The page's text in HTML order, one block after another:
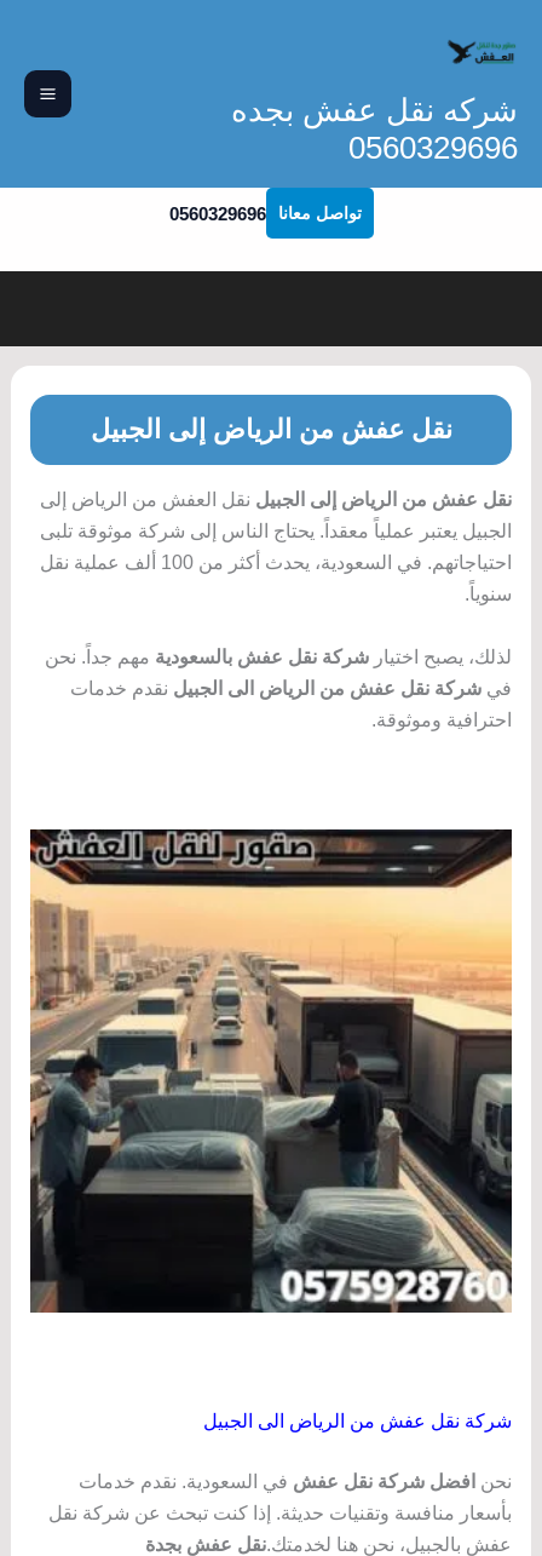
شركه نقل عفش بجده
0560329696
تواصل معانا 0560329696
نقل عفش من الرياض إلى الجبيل
نقل عفش من الرياض إلى الجبيل نقل العفش من الرياض إلى
الجبيل يعتبر عملياً معقداً. يحتاج الناس إلى شركة موثوقة تلبى
احتياجاتهم. في السعودية، يحدث أكثر من 100 ألف عملية نقل
سنوياً.
لذلك، يصبح اختيار شركة نقل عفش بالسعودية مهم جداً. نحن
في شركة نقل عفش من الرياض الى الجبيل نقدم خدمات
احترافية وموثوقة.
شركة نقل عفش من الرياض الى الجبيل
نحن افضل شركة نقل عفش في السعودية. نقدم خدمات
بأسعار منافسة وتقنيات حديثة. إذا كنت تبحث عن شركة نقل
عفش بالجبيل، نحن هنا لخدمتك.نقل عفش بجدة